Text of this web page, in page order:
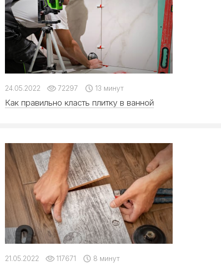
24.05.2022 72297 13 минут
Как правильно класть плитку в ванной
21.05.2022 117671 8 минут